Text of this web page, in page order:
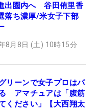
出圏内へ 谷田侑里香
落ち濃厚/米女子下部
8月8日 (土) 10時15分
リーンで女子プロはパ
アマチュアは「腹筋
ください」【大西翔太